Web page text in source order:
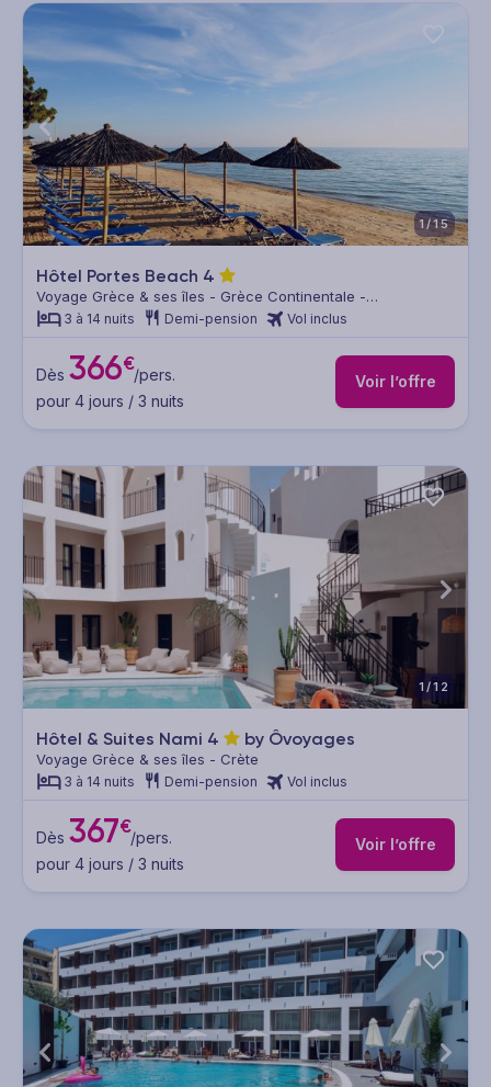
1/15
Hôtel Portes Beach 4
Voyage Grèce & ses îles - Grèce Continentale -
Thessalonique & sa région
3 à 14 nuits Demi-pension Vol inclus
Dès 366€/pers.
pour 4 jours / 3 nuits
Voir l’offre
1/12
Hôtel & Suites Nami 4 by Ôvoyages
Voyage Grèce & ses îles - Crète
3 à 14 nuits Demi-pension Vol inclus
Dès 367€/pers.
pour 4 jours / 3 nuits
Voir l’offre